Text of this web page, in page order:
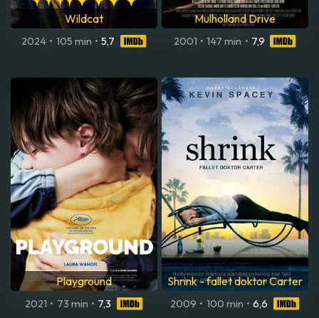
Wildcat
2024 • 105 min • 5,7
Mulholland Drive
2001 • 147 min • 7,9
Playground
2021 • 73 min • 7,3
Shrink - fallet doktor Carter
2009 • 100 min • 6,6